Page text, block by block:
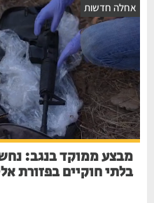
חדשות
מבצע ממוקד בנגב: נחשף
בלתי חוקיים בפזורת אל-